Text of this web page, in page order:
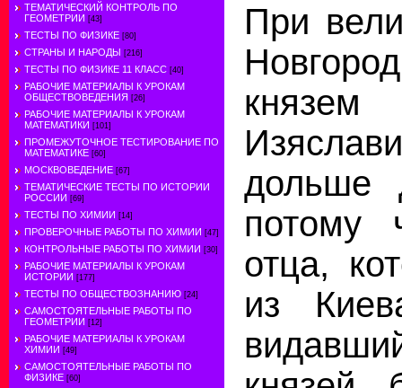
ТЕМАТИЧЕСКИЙ КОНТРОЛЬ ПО
ГЕОМЕТРИИ [43]
ТЕСТЫ ПО ФИЗИКЕ [80]
СТРАНЫ И НАРОДЫ [216]
ТЕСТЫ ПО ФИЗИКЕ 11 КЛАСС [40]
РАБОЧИЕ МАТЕРИАЛЫ К УРОКАМ
ОБЩЕСТВОВЕДЕНИЯ [26]
РАБОЧИЕ МАТЕРИАЛЫ К УРОКАМ
МАТЕМАТИКИ [101]
ПРОМЕЖУТОЧНОЕ ТЕСТИРОВАНИЕ ПО
МАТЕМАТИКЕ [60]
МОСКВОВЕДЕНИЕ [67]
ТЕМАТИЧЕСКИЕ ТЕСТЫ ПО ИСТОРИИ
РОССИИ [69]
ТЕСТЫ ПО ХИМИИ [14]
ПРОВЕРОЧНЫЕ РАБОТЫ ПО ХИМИИ [47]
КОНТРОЛЬНЫЕ РАБОТЫ ПО ХИМИИ [30]
РАБОЧИЕ МАТЕРИАЛЫ К УРОКАМ
ИСТОРИИ [177]
ТЕСТЫ ПО ОБЩЕСТВОЗНАНИЮ [24]
САМОСТОЯТЕЛЬНЫЕ РАБОТЫ ПО
ГЕОМЕТРИИ [12]
РАБОЧИЕ МАТЕРИАЛЫ К УРОКАМ
ХИМИИ [49]
САМОСТОЯТЕЛЬНЫЕ РАБОТЫ ПО
ФИЗИКЕ [60]
При
князем
дольше
потому
отца,
из